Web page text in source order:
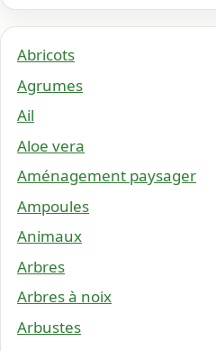
Abricots
Agrumes
Ail
Aloe vera
Aménagement paysager
Ampoules
Animaux
Arbres
Arbres à noix
Arbustes